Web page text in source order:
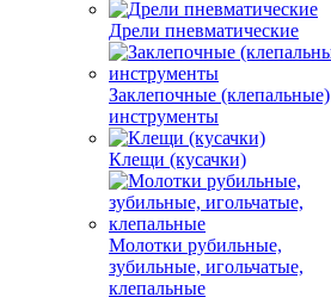
Дрели пневматические
Заклепочные (клепальные)
инструменты
Клещи (кусачки)
Молотки рубильные,
зубильные, игольчатые,
клепальные